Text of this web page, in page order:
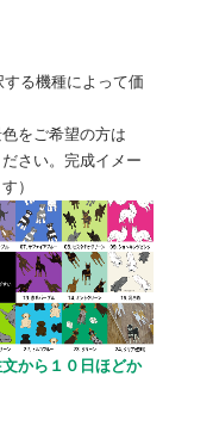
る機種によって価
をご希望の方は
さい。完成イメー
）
から１０日ほどか